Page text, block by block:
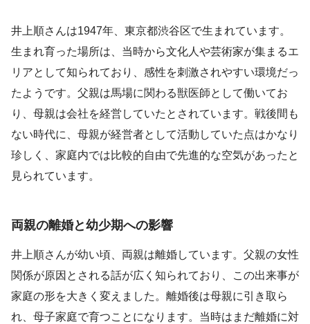
井上順さんは1947年、東京都渋谷区で生まれています。
生まれ育った場所は、当時から文化人や芸術家が集まるエ
リアとして知られており、感性を刺激されやすい環境だっ
たようです。父親は馬場に関わる獣医師として働いてお
り、母親は会社を経営していたとされています。戦後間も
ない時代に、母親が経営者として活動していた点はかなり
珍しく、家庭内では比較的自由で先進的な空気があったと
見られています。
両親の離婚と幼少期への影響
井上順さんが幼い頃、両親は離婚しています。父親の女性
関係が原因とされる話が広く知られており、この出来事が
家庭の形を大きく変えました。離婚後は母親に引き取ら
れ、母子家庭で育つことになります。当時はまだ離婚に対